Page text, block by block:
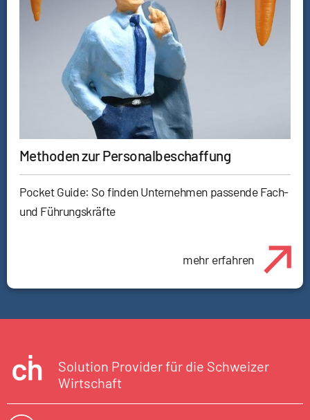
Methoden zur Personalbeschaffung
Pocket Guide: So finden Unternehmen passende Fach-
und Führungskräfte
mehr erfahren
Solution Provider für die Schweizer
Wirtschaft